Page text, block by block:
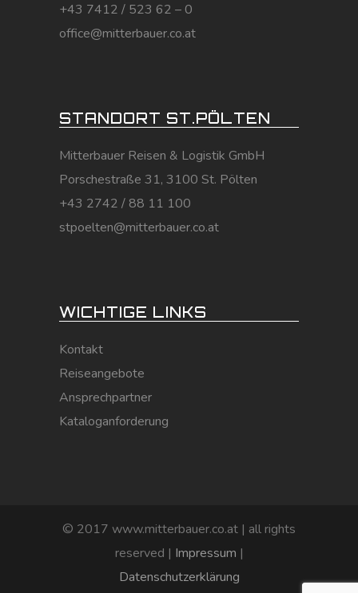
+43 7412 / 523 62 – 0
office@mitterbauer.co.at
STANDORT ST.PÖLTEN
Mitterbauer Reisen & Logistik GmbH
Porschestraße 31, 3100 St. Pölten
+43 2742 / 88 11 100
stpoelten@mitterbauer.co.at
WICHTIGE LINKS
Kontakt
Reiseangebote
Ansprechpartner
Kataloganforderung
© 2017 www.mitterbauer.co.at | all rights
reserved | Impressum |
Datenschutzerklärung